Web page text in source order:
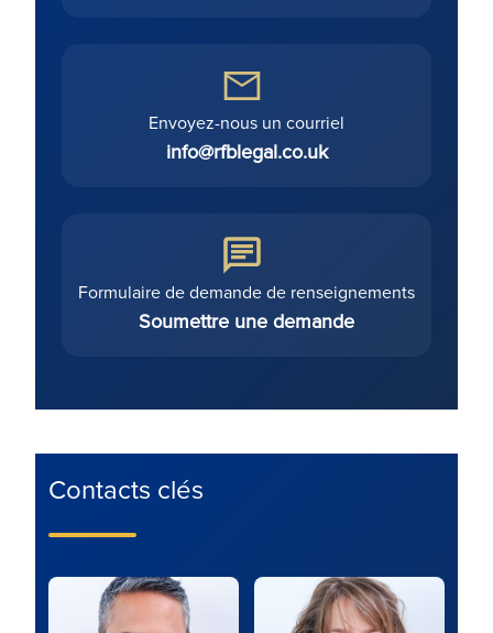
Envoyez-nous un courriel
info@rfblegal.co.uk
Formulaire de demande de renseignements
Soumettre une demande
Contacts clés